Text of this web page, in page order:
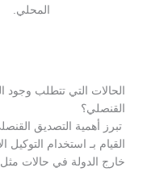
الدولي.
التي تتطلب وجود التصديق
التصديق القنصلي عند
استخدام التوكيل الإماراتي
في حالات مثل: